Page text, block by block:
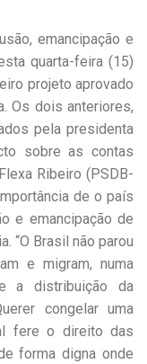
emancipação e
quarta-feira (15)
projeto aprovado
Os dois anteriores,
pela presidenta
sobre as contas
Ribeiro (PSDB-
de o país
e emancipação de
“O Brasil não parou
e migram, numa
a distribuição da
congelar uma
fere o direito das
forma digna onde